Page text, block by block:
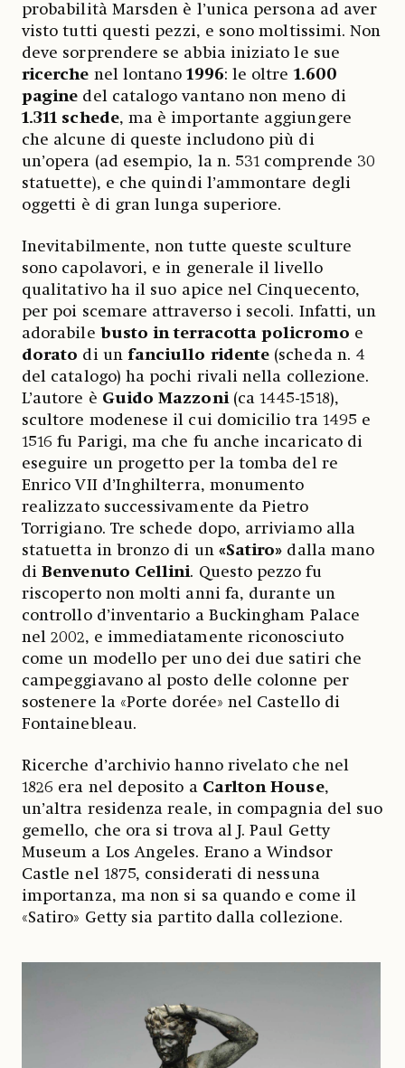
probabilità Marsden è l’unica persona ad aver
visto tutti questi pezzi, e sono moltissimi. Non
deve sorprendere se abbia iniziato le sue
ricerche nel lontano1996: le oltre1.600
pagine del catalogo vantano non meno di
1.311 schede, ma è importante aggiungere
che alcune di queste includono più di
un’opera (ad esempio, la n. 531 comprende 30
statuette), e che quindi l’ammontare degli
oggetti è di gran lunga superiore.
Inevitabilmente, non tutte queste sculture
sono capolavori, e in generale il livello
qualitativo ha il suo apice nel Cinquecento,
per poi scemare attraverso i secoli. Infatti, un
adorabile busto in terracotta policromo e
dorato di un fanciullo ridente (scheda n. 4
del catalogo) ha pochi rivali nella collezione.
L’autore è Guido Mazzoni(ca 1445-1518),
scultore modenese il cui domicilio tra 1495 e
1516 fu Parigi, ma che fu anche incaricato di
eseguire un progetto per la tomba del re
Enrico VII d’Inghilterra, monumento
realizzato successivamente da Pietro
Torrigiano. Tre schede dopo, arriviamo alla
statuetta in bronzo di un «Satiro» dalla mano
diBenvenuto Cellini. Questo pezzo fu
riscoperto non molti anni fa, durante un
controllo d’inventario a Buckingham Palace
nel 2002, e immediatamente riconosciuto
come un modello per uno dei due satiri che
campeggiavano al posto delle colonne per
sostenere la «Porte dorée» nel Castello di
Fontainebleau.
Ricerche d’archivio hanno rivelato che nel
1826 era nel deposito a Carlton House,
un’altra residenza reale, in compagnia del suo
gemello, che ora si trova al J. Paul Getty
Museum a Los Angeles. Erano a Windsor
Castle nel 1875, considerati di nessuna
importanza, ma non si sa quando e come il
«Satiro» Getty sia partito dalla collezione.